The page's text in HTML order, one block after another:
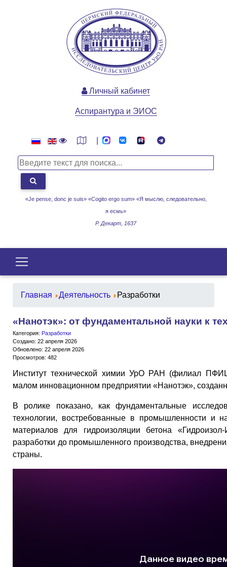
«Je pense, donc je suis» «Cogito ergo sum» «Я мыслю, следовательно,
я есмь»
Р. Декарт, 1637
Личный кабинет
Аспирантура и ЭИОС
Главная Деятельность Разработки
«Нанотэк»: от фундаментальной науки к
Категория: Разработки
Создано: 22 апреля 2026
Обновлено: 22 апреля 2026
Просмотров: 482
Институт технической химии УрО РАН (филиал
малом инновационном предприятии «Нанотэк»,
В ролике показано, как фундаментальные
технологии, востребованные в промышленности и
материалов для гидроизоляции бетона
разработки до промышленного производства,
страны.